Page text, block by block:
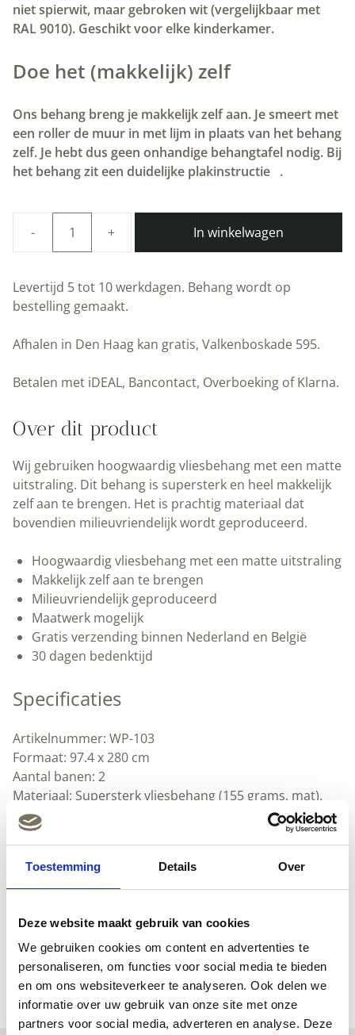
Toestemming Details Over
Deze website maakt gebruik van cookies
We gebruiken cookies om content en advertenties te
personaliseren, om functies voor social media te bieden
en om ons websiteverkeer te analyseren. Ook delen we
informatie over uw gebruik van onze site met onze
partners voor social media, adverteren en analyse. Deze
niet spierwit, maar gebroken wit (vergelijkbaar met
RAL 9010). Geschikt voor elke kinderkamer.
Doe het (makkelijk) zelf
Ons behang breng je makkelijk zelf aan. Je smeert met
een roller de muur in met lijm in plaats van het behang
zelf. Je hebt dus geen onhandige behangtafel nodig. Bij
het behang zit een duidelijke plakinstructie .
Holland
Line
|
97.4
x
cm
Kek
Amsterdam
|
Peltenburg
aantal
In winkelwagen
Levertijd 5 tot 10 werkdagen. Behang wordt op
bestelling gemaakt.
Afhalen in Den Haag kan gratis, Valkenboskade 595.
Betalen met iDEAL, Bancontact, Overboeking of Klarna.
Over dit product
Wij gebruiken hoogwaardig vliesbehang met een matte
uitstraling. Dit behang is supersterk en heel makkelijk
zelf aan te brengen. Het is prachtig materiaal dat
bovendien milieuvriendelijk wordt geproduceerd.
Hoogwaardig vliesbehang met een matte uitstraling
Makkelijk zelf aan te brengen
Milieuvriendelijk geproduceerd
Maatwerk mogelijk
Gratis verzending binnen Nederland en België
30 dagen bedenktijd
Specificaties
Artikelnummer: WP-103
Formaat: 97.4 x 280 cm
Aantal banen: 2
Materiaal: Supersterk vliesbehang (155 grams, mat).
Heel makkelijk zelf aan te brengen.
Lijmadvies: Perfax Ready & Roll voor vliesbehang
Herhaalbaar
Afwasbaar
(Nederlands) (pdf)
(Engels) (pdf)